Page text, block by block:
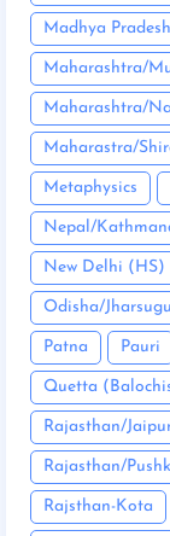
Madhya
Maharashtra/
Maharashtra/
Maharastra/
Metaphysics
Nepal/
New Delhi (HS)
Odisha/
Patna Pauri
Quetta
Rajasthan/
Rajasthan/
Rajsthan-Kota